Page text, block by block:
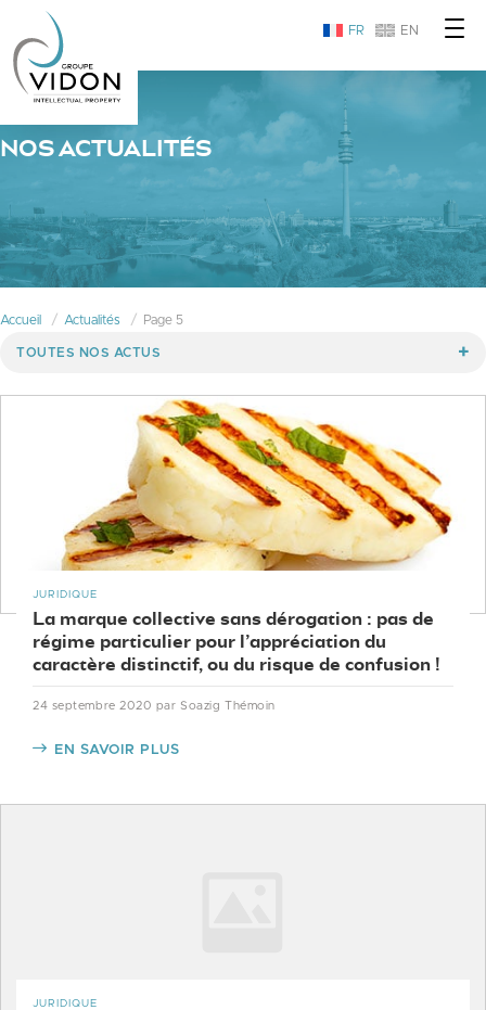
FR EN
NOS ACTUALITÉS
Accueil Actualités Page 5
TOUTES NOS ACTUS
JURIDIQUE
La marque collective sans dérogation : pas de
régime particulier pour l’appréciation du
caractère distinctif, ou du risque de confusion !
24 septembre 2020 par Soazig Thémoin
EN SAVOIR PLUS
JURIDIQUE